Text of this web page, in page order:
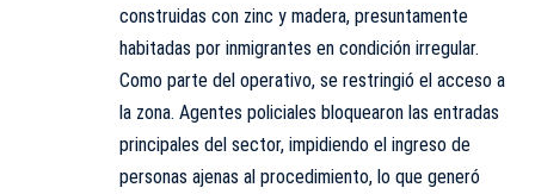
construidas con zinc y madera, presuntamente
habitadas por inmigrantes en condición irregular.
Como parte del operativo, se restringió el acceso a
la zona. Agentes policiales bloquearon las entradas
principales del sector, impidiendo el ingreso de
personas ajenas al procedimiento, lo que generó